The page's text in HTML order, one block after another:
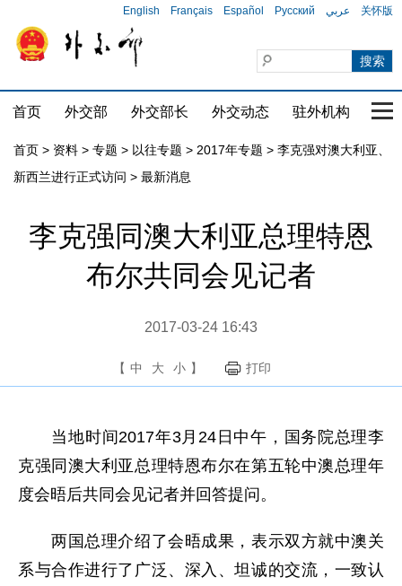
English Français Español Русский عربي 关怀版
首页 外交部 外交部长 外交动态 驻外机构 国
首页 > 资料 > 专题 > 以往专题 > 2017年专题 > 李克强对澳大利亚、
新西兰进行正式访问 > 最新消息
李克强同澳大利亚总理特恩
布尔共同会见记者
2017-03-24 16:43
【 中 大 小 】 打印
当地时间2017年3月24日中午，国务院总理李
克强同澳大利亚总理特恩布尔在第五轮中澳总理年
度会晤后共同会见记者并回答提问。
两国总理介绍了会晤成果，表示双方就中澳关
系与合作进行了广泛、深入、坦诚的交流，一致认